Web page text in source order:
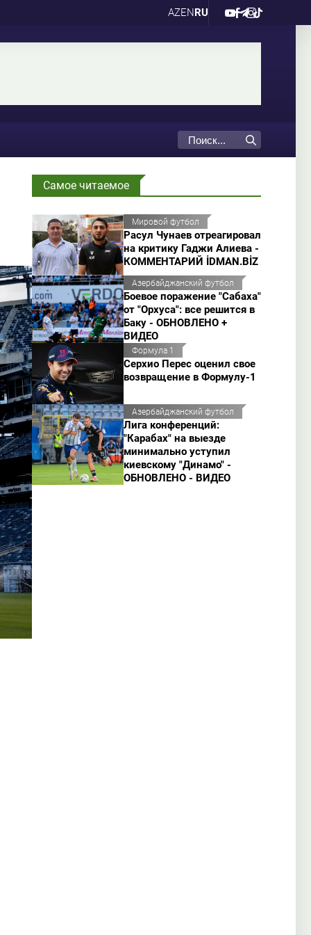
AZENRU
Самое читаемое
Мировой футбол
Расул Чунаев отреагировал
на критику Гаджи Алиева -
КОММЕНТАРИЙ İDMAN.BİZ
Азербайджанский футбол
Боевое поражение "Сабаха"
от "Орхуса": все решится в
Баку - ОБНОВЛЕНО +
ВИДЕО
Формула 1
Серхио Перес оценил свое
возвращение в Формулу-1
Азербайджанский футбол
Лига конференций:
"Карабах" на выезде
минимально уступил
киевскому "Динамо" -
ОБНОВЛЕНО - ВИДЕО